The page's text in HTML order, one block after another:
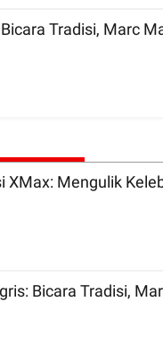
XMax: Mengulik